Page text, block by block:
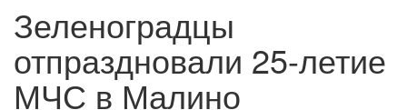
Зеленоградцы
отпраздновали 25-летие
МЧС в Малино